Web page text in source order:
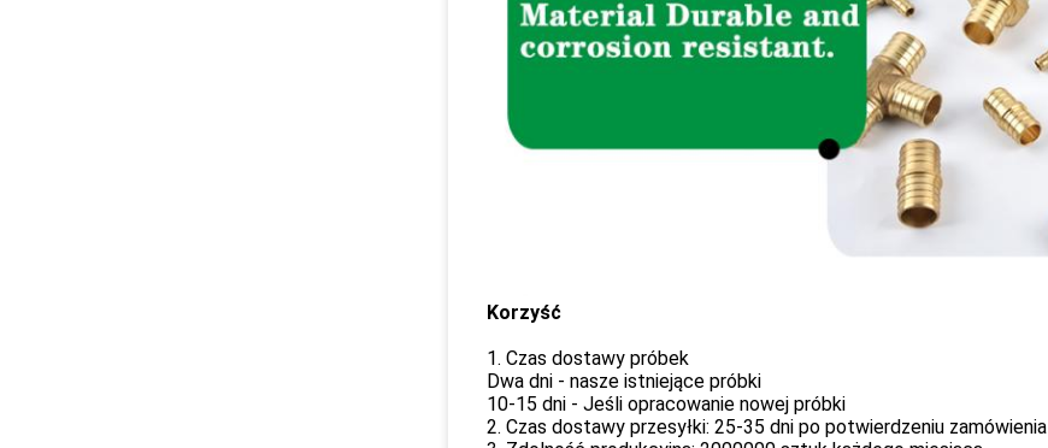
Korzyść
1. Czas dostawy próbek
Dwa dni - nasze istniejące próbki
10-15 dni - Jeśli opracowanie nowej próbki
2. Czas dostawy przesyłki: 25-35 dni po potwierdzeniu zamówienia